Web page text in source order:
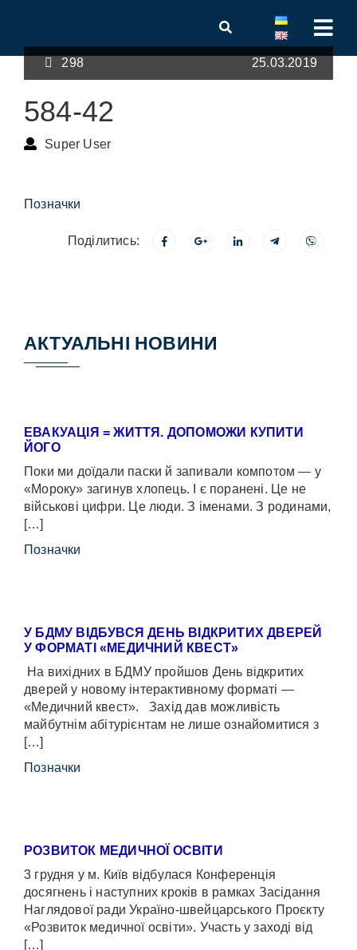
298 25.03.2019
584-42
Super User
Позначки
Поділитись:
АКТУАЛЬНІ НОВИНИ
ЕВАКУАЦІЯ = ЖИТТЯ. ДОПОМОЖИ КУПИТИ
ЙОГО
Поки ми доїдали паски й запивали компотом — у
«Мороку» загинув хлопець. І є поранені. Це не
військові цифри. Це люди. З іменами. З родинами,
[…]
Позначки
У БДМУ ВІДБУВСЯ ДЕНЬ ВІДКРИТИХ ДВЕРЕЙ
У ФОРМАТІ «МЕДИЧНИЙ КВЕСТ»
На вихідних в БДМУ пройшов День відкритих
дверей у новому інтерактивному форматі —
«Медичний квест». Захід дав можливість
майбутнім абітурієнтам не лише ознайомитися з
[…]
Позначки
РОЗВИТОК МЕДИЧНОЇ ОСВІТИ
3 грудня у м. Київ відбулася Конференція
досягнень і наступних кроків в рамках Засідання
Наглядової ради Україно-швейцарського Проєкту
«Розвиток медичної освіти». Участь у заході від
[…]